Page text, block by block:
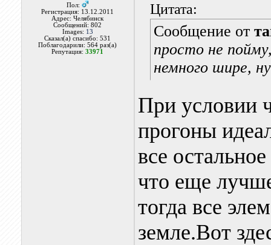
Пол:
Регистрация: 13.12.2011
Адрес: Челябинск
Сообщений: 802
Images: 13
Сказал(а) спасибо: 531
Поблагодарили: 564 раз(а)
Репутация:33971
Цитата:
Сообщение от
просто не
немного шире,
При условии
прогоны
все
что еще
тогда все
земле.Вот